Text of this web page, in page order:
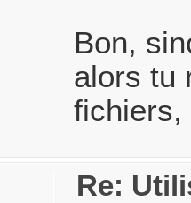
Bon,
alors tu
fichiers,
Re: